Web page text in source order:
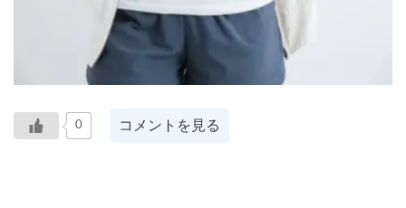
0 コメントを見る